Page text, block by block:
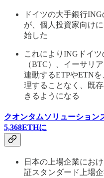
ドイツの大手銀行
が、個人投資家向け
始した
これによりINGドイ
（BTC）、イーサリ
連動するETPやETN
理することなく、既
きるようになる
クオンタムソリューション
5,368ETHに
日本の上場企業にお
証スタンダード上場